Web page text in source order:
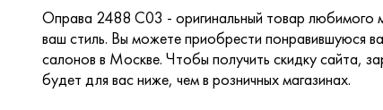
Оправа 2488 С03 - оригинальный товар любимого
ваш стиль. Вы можете приобрести понравившуюся
салонов в Москве. Чтобы получить скидку сайта,
будет для вас ниже, чем в розничных магазинах.